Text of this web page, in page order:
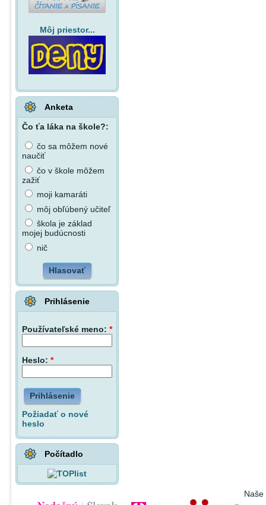
Môj priestor...
Anketa
Čo ťa láka na škole?:
čo sa môžem nové
naučiť
čo v škole môžem
zažiť
moji kamaráti
môj obľúbený učiteľ
škola je základ
mojej budúcnosti
nič
Hlasovať
Prihlásenie
Používateľské meno: *
Heslo: *
Prihlásenie
Požiadať o nové
heslo
Počítadlo